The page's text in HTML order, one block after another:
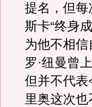
提名，但
斯卡“终身
为他不相
罗·纽曼曾
但并不代表
里奥这次